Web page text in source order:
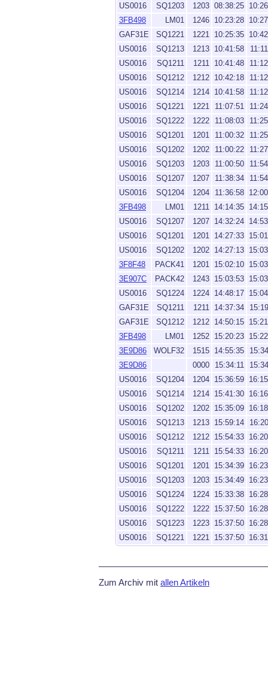
US0016
SQ1203 1203 08:38:25
3FB498
LM01 1246 10:23:28
GAF31E
SQ1221 1221 10:25:35
US0016
SQ1213 1213 10:41:58
US0016
SQ1211 1211 10:41:48
US0016
SQ1212 1212 10:42:18
US0016
SQ1214 1214 10:41:58
US0016
SQ1221 1221 11:07:51
US0016
SQ1222 1222 11:08:03
US0016
SQ1201 1201 11:00:32
US0016
SQ1202 1202 11:00:22
US0016
SQ1203 1203 11:00:50
US0016
SQ1207 1207 11:38:34
US0016
SQ1204 1204 11:36:58
3FB498
LM01 1211 14:14:35
US0016
SQ1207 1207 14:32:24
US0016
SQ1201 1201 14:27:33
US0016
SQ1202 1202 14:27:13
3F8F48
PACK41 1201 15:02:10
3E907C
PACK42 1243 15:03:53
US0016
SQ1224 1224 14:48:17
GAF31E
SQ1211 1211 14:37:34
GAF31E
SQ1212 1212 14:50:15
3FB498
LM01 1252 15:20:23
3E9D86
WOLF32 1515 14:55:35
3E9D86
0000 15:34:11
US0016
SQ1204 1204 15:36:59
US0016
SQ1214 1214 15:41:30
US0016
SQ1202 1202 15:35:09
US0016
SQ1213 1213 15:59:14
US0016
SQ1212 1212 15:54:33
US0016
SQ1211 1211 15:54:33
US0016
SQ1201 1201 15:34:39
US0016
SQ1203 1203 15:34:49
US0016
SQ1224 1224 15:33:38
US0016
SQ1222 1222 15:37:50
US0016
SQ1223 1223 15:37:50
US0016
SQ1221 1221 15:37:50
Zum Archiv mit allen Artikeln